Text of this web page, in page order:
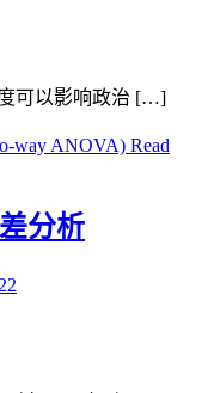
可以影响政治 […]
way ANOVA) Read
分析